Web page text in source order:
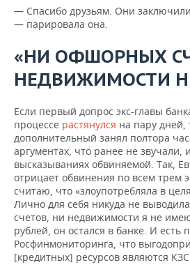
— Спасибо друзьям. Они заключили
— парировала она.
«НИ ОФШОРНЫХ
НЕДВИЖИМОСТИ
Если первый допрос экс-главы
процессе растянулся на пару дней,
дополнительный занял полтора
аргументах, что ранее не звучали,
высказываниях обвиняемой. Так,
отрицает обвинения по всем трем
считаю, что «злоупотребляла в
Лично для себя никуда не
счетов, ни недвижимости я не
рублей, он остался в банке. И есть
Росфинмониторинга, что
[кредитных] ресурсов являются